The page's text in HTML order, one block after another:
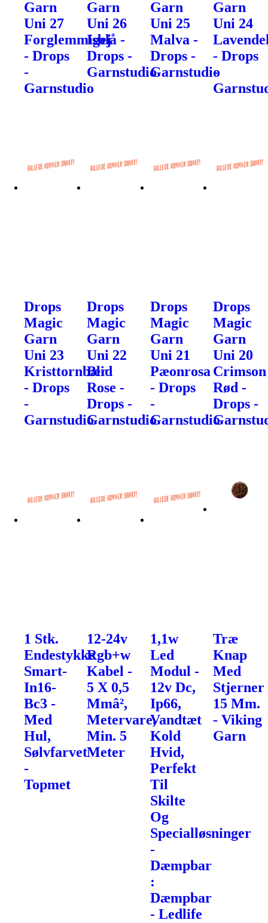
Garn
Uni 27
Forglemmigej
- Drops
-
Garnstudio
Garn
Uni 26
Isblå -
Drops -
Garnstudio
Garn
Uni 25
Malva -
Drops -
Garnstudio
Garn
Uni 24
- Drops
-
Drops
Magic
Garn
Uni 23
Kristtornbær
- Drops
-
Garnstudio
Drops
Magic
Garn
Uni 22
Blid
Rose -
Drops -
Garnstudio
Drops
Magic
Garn
Uni 21
Pæonrosa
- Drops
-
Garnstudio
Drops
Magic
Garn
Uni 20
Crimson
Rød -
Drops -
1 Stk.
Endestykke
Smart-
In16-
Bc3 -
Med
Hul,
Sølvfarvet
-
Topmet
12-24v
Rgb+w
Kabel -
5 X 0,5
Mmâ²,
Metervare,
Min. 5
Meter
1,1w
Led
Modul -
12v Dc,
Ip66,
Vandtæt
Kold
Hvid,
Perfekt
Til
Skilte
Og
Specialløsninger
-
Dæmpbar
:
Dæmpbar
- Ledlife
Træ
Knap
Med
Stjerner
15 Mm.
- Viking
Garn